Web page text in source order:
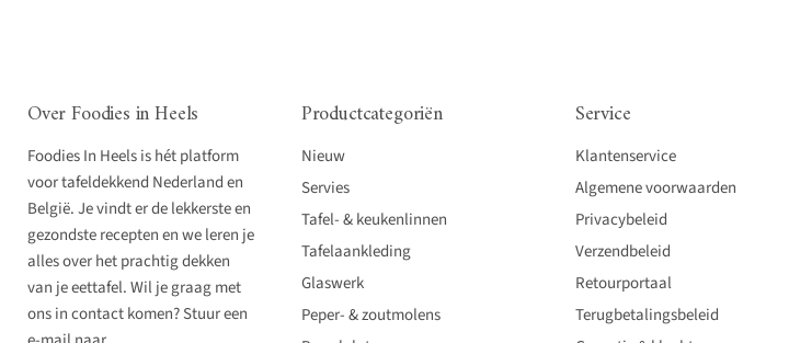
Over Foodies in Heels
Foodies In Heels is hét platform
voor tafeldekkend Nederland en
België. Je vindt er de lekkerste en
gezondste recepten en we leren je
alles over het prachtig dekken
van je eettafel. Wil je graag met
ons in contact komen? Stuur een
Productcategoriën
Nieuw
Servies
Tafel- & keukenlinnen
Tafelaankleding
Glaswerk
Peper- & zoutmolens
Service
Klantenservice
Algemene voorwaarden
Privacybeleid
Verzendbeleid
Retourportaal
Terugbetalingsbeleid